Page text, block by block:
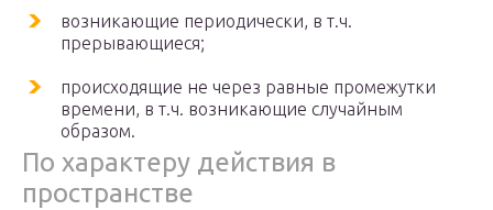
возникающие периодически, в т.ч.
прерывающиеся;
происходящие не через равные промежутки
времени, в т.ч. возникающие случайным
образом.
По характеру действия в
пространстве